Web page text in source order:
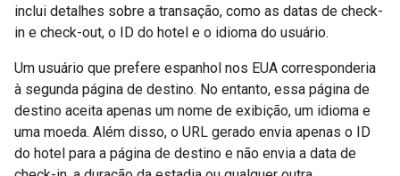
inclui detalhes sobre a transação, como as datas de check-
in e check-out, o ID do hotel e o idioma do usuário.
Um usuário que prefere espanhol nos EUA corresponderia
à segunda página de destino. No entanto, essa página de
destino aceita apenas um nome de exibição, um idioma e
uma moeda. Além disso, o URL gerado envia apenas o ID
do hotel para a página de destino e não envia a data de